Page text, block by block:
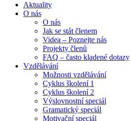
Aktuality
O nás
O nás
Jak se stát členem
Videa – Poznejte nás
Projekty členů
FAQ – často kladené dotazy
Vzdělávání
Možnosti vzdělávání
Cyklus školení 1
Cyklus školení 2
Výslovnostní speciál
Gramatický speciál
Motivační speciál